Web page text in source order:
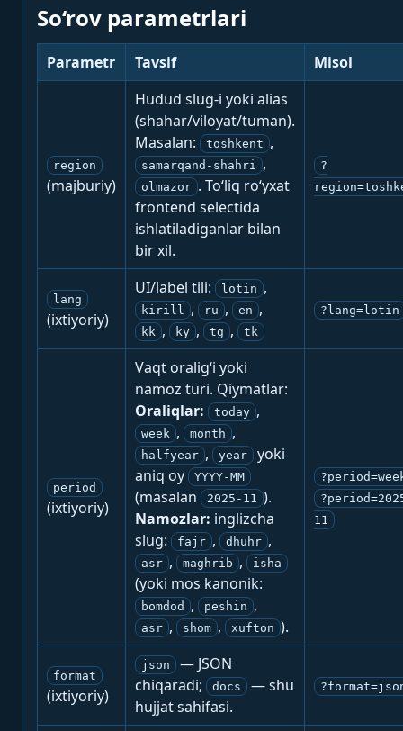
So‘rov parametrlari
Parametr Tavsif Misol
region
(majburiy)
Hudud slug-i yoki alias
(shahar/viloyat/tuman).
Masalan:
toshkent ,
samarqand-shahri ,
olmazor . To‘liq ro‘yxat
frontend selectida
ishlatiladiganlar bilan
bir xil.
?
lang
(ixtiyoriy)
UI/label tili: lotin ,
kirill , ru , en ,
kk , ky , tg , tk
?lang=lotin
period
(ixtiyoriy)
Vaqt oralig‘i yoki
namoz turi. Qiymatlar:
Oraliqlar:
today ,
week , month ,
halfyear , year
yoki
aniq oy
YYYY-MM
(masalan 2025-11 ).
Namozlar: inglizcha
slug:
fajr , dhuhr ,
asr , maghrib , isha
(yoki mos kanonik:
bomdod , peshin ,
asr , shom , xufton ).
11
format
(ixtiyoriy)
json
— JSON
chiqaradi;
docs
— shu
hujjat sahifasi.